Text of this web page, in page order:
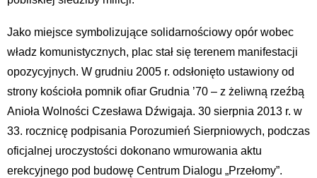
Jako miejsce symbolizujące solidarnościowy opór wobec
władz komunistycznych, plac stał się terenem manifestacji
opozycyjnych. W grudniu 2005 r. odsłonięto ustawiony od
strony kościoła pomnik ofiar Grudnia ’70 – z żeliwną rzeźbą
Anioła Wolności Czesława Dźwigaja. 30 sierpnia 2013 r. w
33. rocznicę podpisania Porozumień Sierpniowych, podczas
oficjalnej uroczystości dokonano wmurowania aktu
erekcyjnego pod budowę Centrum Dialogu „Przełomy”.